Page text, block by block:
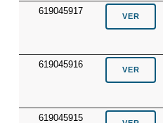
619045917
619045916
619045915